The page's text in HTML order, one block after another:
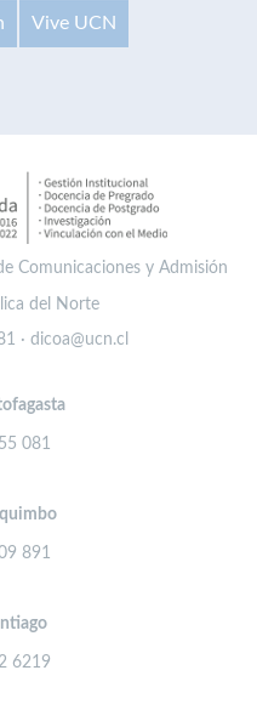
Vive UCN
Comunicaciones y Admisión
del Norte
· dicoa@ucn.cl
081
891
6219